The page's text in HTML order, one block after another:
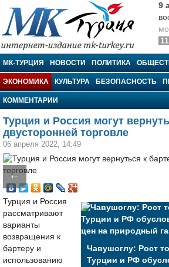
МК-Турция
9
МК-ТУРЦИЯ НОВОСТИ ПОЛИТИКА
ЭКОНОМИКА КУЛЬТУРА БЕЗОПАСНОСТЬ
КОММЕНТАРИИ
Турция и Россия могут
двусторонней торговле
06 апреля 2022, 14:49
←
Чавушоглу: Рост
Турции и РФ
Турция и Россия
рассматривают
варианты
возвращения к
бартеру и
использованию